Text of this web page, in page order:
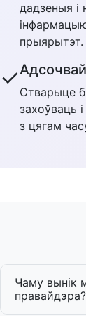
дадзеныя і
прыярытэт.
✓
Стварыце
захоўваць
з цягам
Чаму вынік
правайдэра?